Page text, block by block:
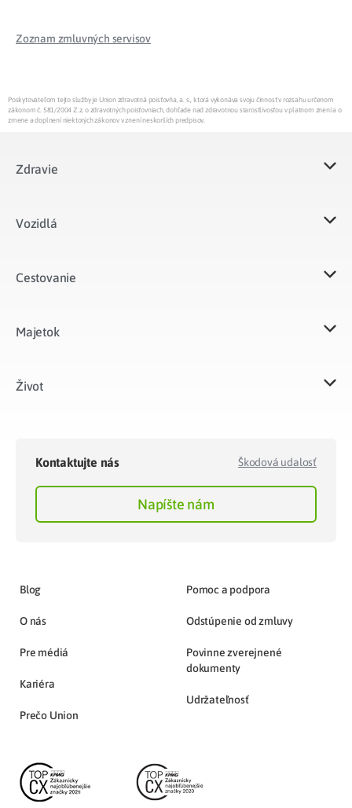
Zoznam zmluvných servisov
Poskytovateľom tejto služby je Union zdravotná poisťovňa, a. s., ktorá vykonáva svoju činnosť v rozsahu určenom
zákonom č. 581/2004 Z.z. o zdravotných poisťovniach, dohľade nad zdravotnou starostlivosťou v platnom znení a o
zmene a doplnení niektorých zákonov v znení neskorších predpisov.
Zdravie
Vozidlá​
Cestovanie
Majetok​
Život​
Kontaktujte nás Škodová udalosť
Napíšte nám
Blog
O nás
Pre médiá
Kariéra
Prečo Union
Pomoc a podpora
Odstúpenie od zmluvy
Povinne zverejnené
dokumenty
Udržateľnosť